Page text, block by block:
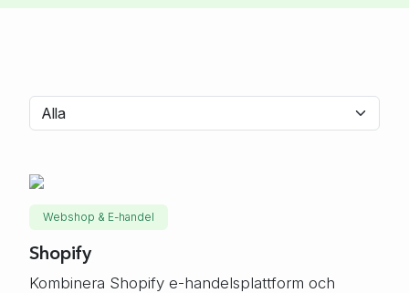
Webshop & E-handel
Shopify
Kombinera Shopify e-handelsplattform och